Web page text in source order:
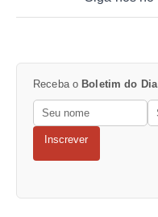
Receba o Boletim do Dia
Inscrever